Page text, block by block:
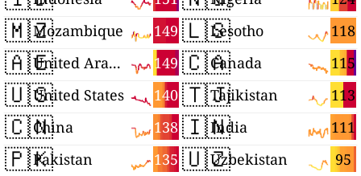
🇲🇿 149
Mozambique
🇦🇪 149
United Arab Emirates
🇺🇸 140
United States
🇨🇳 138
China
🇵🇰 135
Pakistan
🇱🇸 118
Lesotho
🇨🇦 115
Canada
🇹🇯 113
Tajikistan
🇮🇳 111
India
🇺🇿 95
Uzbekistan